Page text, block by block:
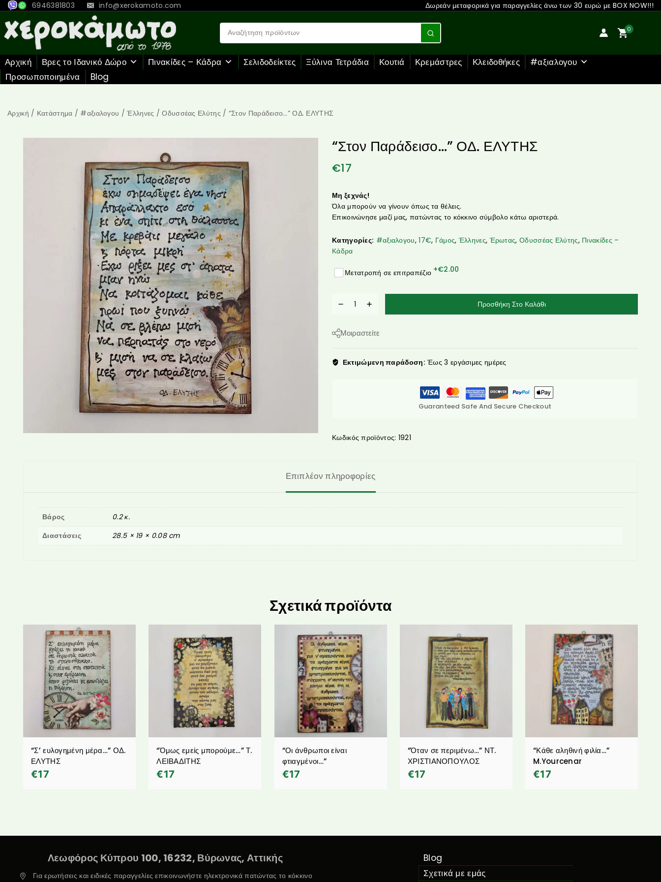
6946381803 info@xerokamoto.com Δωρεάν μεταφορικά για παραγγελίες άνω των 30 ευρώ με BOX NOW!!!
0
Αρχική Βρες το Ιδανικό Δώρο Πινακίδες – Κάδρα Σελιδοδείκτες Ξύλινα Τετράδια Κουτιά Κρεμάστρες Κλειδοθήκες
#αξιαλογου
Προσωποποιημένα
Blog
Αρχική / Κατάστημα / #αξιαλογου / Έλληνες / Οδυσσέας Ελύτης / “Στον Παράδεισο…” ΟΔ. ΕΛΥΤΗΣ
“Στον Παράδεισο…” ΟΔ. ΕΛΥΤΗΣ
€17
Μη ξεχνάς!
Όλα μπορούν να γίνουν όπως τα θέλεις.
Επικοινώνησε μαζί μας, πατώντας το κόκκινο σύμβολο κάτω αριστερά.
Κατηγορίες: #αξιαλογου,17€, Γάμος, Έλληνες, Έρωτας, Οδυσσέας Ελύτης, Πινακίδες –
Κάδρα
Μετατροπή σε επιτραπέζιο +€2.00
Προσθήκη Στο Καλάθι
Μοιραστείτε
Εκτιμώμενη παράδοση: Έως 3 εργάσιμες ημέρες
Guaranteed Safe And Secure Checkout
Κωδικός προϊόντος: 1921
Επιπλέον πληροφορίες
Βάρος
0.2 κ.
Διαστάσεις
28.5 × 19 × 0.08 cm
Σχετικά προϊόντα
“Σ’ ευλογημένη μέρα…” ΟΔ.
ΕΛΥΤΗΣ
€17
“Όμως εμείς μπορούμε…” Τ.
ΛΕΙΒΑΔΙΤΗΣ
€17
“Οι άνθρωποι είναι
φτιαγμένοι…”
€17
“Όταν σε περιμένω…” ΝΤ.
ΧΡΙΣΤΙΑΝΟΠΟΥΛΟΣ
€17
“Κάθε αληθινή φιλία…”
M.Yourcenar
€17
Λεωφόρος Κύπρου 100, 16232, Βύρωνας, Αττικής
Για ερωτήσεις και ειδικές παραγγελίες επικοινωνήστε ηλεκτρονικά πατώντας το κόκκινο
Blog
Σχετικά με εμάς